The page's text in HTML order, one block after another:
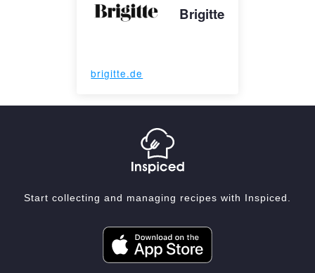
Brigitte
brigitte.de
Start collecting and managing recipes with Inspiced.